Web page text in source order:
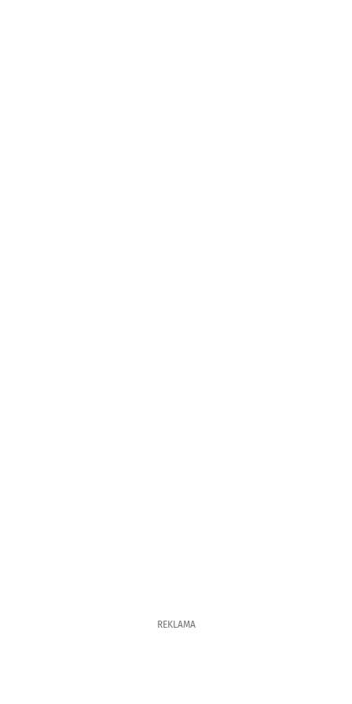
REKLAMA